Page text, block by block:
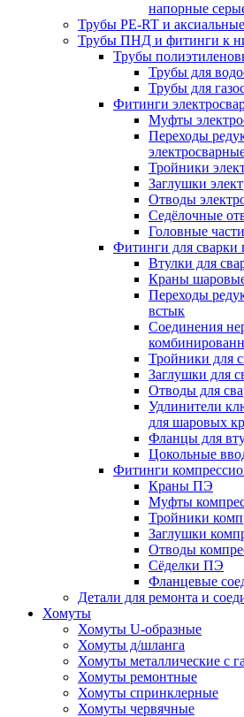
напорные
Трубы PE-RT и
Трубы ПНД и фитинги к
Трубы
Трубы для
Трубы для
Фитинги
Муфты
Переходы
Тройники
Заглушки
Отводы
Седёлочные
Головные части
Фитинги для сварки
Втулки для
Краны
Переходы
встык
Соединения
Тройники для
Заглушки для
Отводы для
Удлинители
для шаровых
Фланцы для
Цокольные
Фитинги
Краны ПЭ
Муфты
Тройники
Заглушки
Отводы
Сёделки ПЭ
Фланцевые
Детали для ремонта и
Хомуты
Хомуты U-образные
Хомуты д/шланга
Хомуты металлические с
Хомуты ремонтные
Хомуты спринклерные
Хомуты червячные